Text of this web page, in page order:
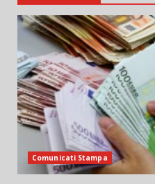
Comunicati Stampa